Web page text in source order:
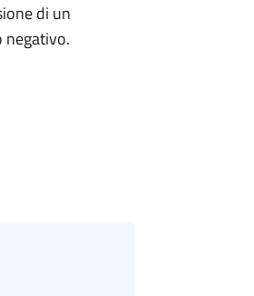
di un
negativo.